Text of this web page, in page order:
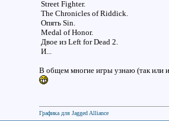
Street Fighter.
The Chronicles of Riddick.
Опять Sin.
Medal of Honor.
Двое из Left for Dead 2.
И...
В общем многие игры узнаю (так или
Графика для Jagged Alliance